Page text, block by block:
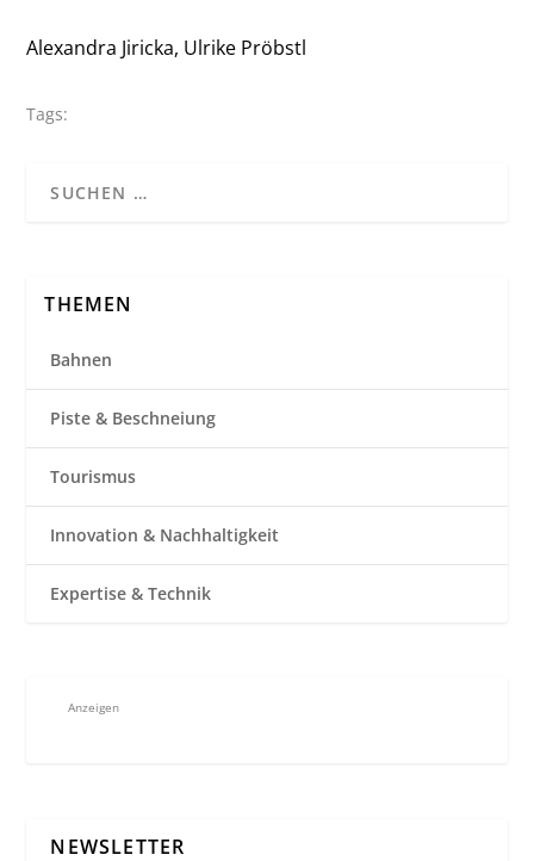
Alexandra Jiricka, Ulrike Pröbstl
Tags:
THEMEN
Bahnen
Piste & Beschneiung
Tourismus
Innovation & Nachhaltigkeit
Expertise & Technik
Anzeigen
NEWSLETTER